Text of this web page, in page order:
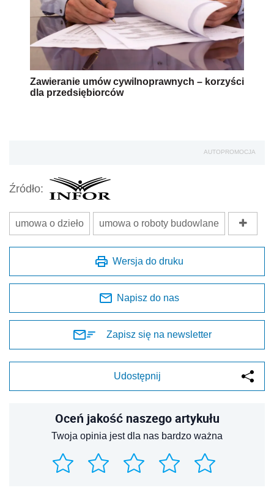
Zawieranie umów cywilnoprawnych – korzyści
dla przedsiębiorców
AUTOPROMOCJA
Źródło:
umowa o dzieło umowa o roboty budowlane
Wersja do druku
Napisz do nas
Zapisz się na newsletter
Udostępnij
Oceń jakość naszego artykułu
Twoja opinia jest dla nas bardzo ważna